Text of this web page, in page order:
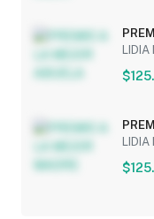
LIDIA
LIDIA